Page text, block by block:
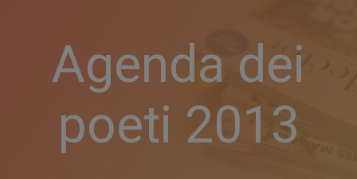
Agenda dei
poeti 2013